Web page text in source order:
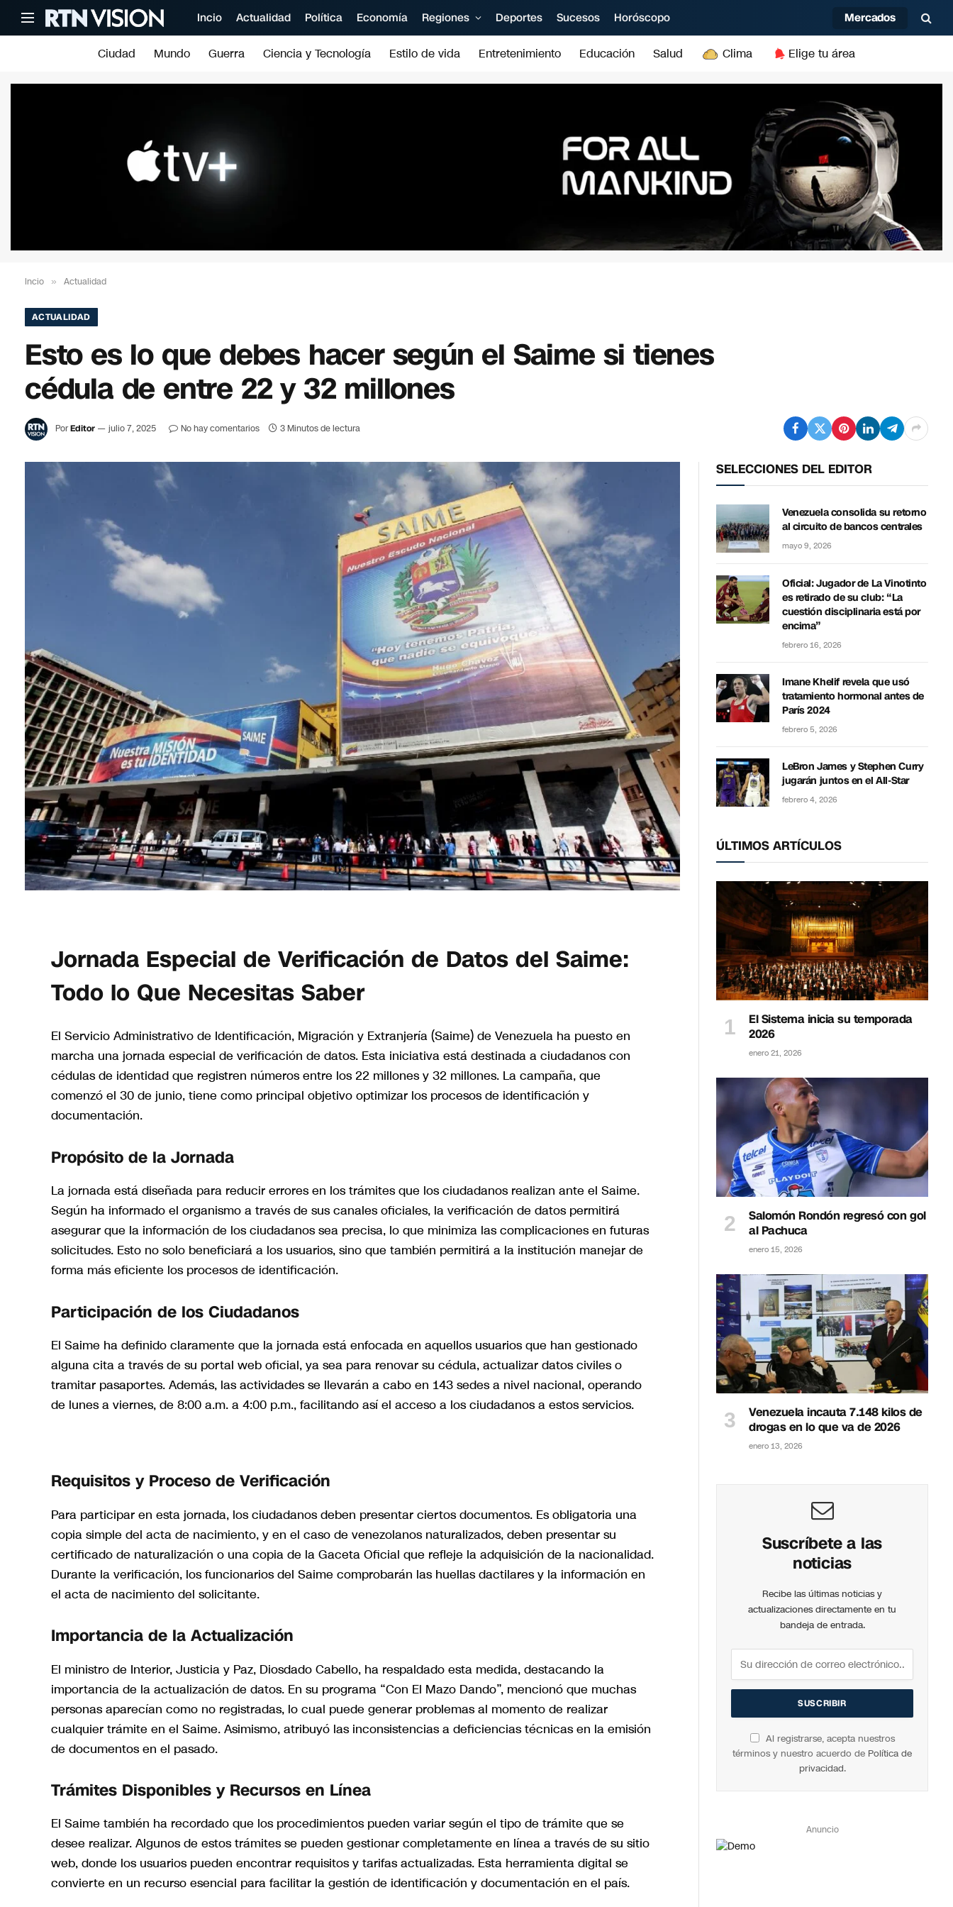
Incio Actualidad Política Economía Regiones Deportes Sucesos Horóscopo Mercados
Ciudad Mundo Guerra Ciencia y Tecnología Estilo de vida Entretenimiento Educación Salud Clima Elige tu área
Incio » Actualidad
ACTUALIDAD
Esto es lo que debes hacer según el Saime si tienes
cédula de entre 22 y 32 millones
PorEditor julio 7, 2025 No hay comentarios 3 Minutos de lectura
Jornada Especial de Verificación de Datos del Saime:
Todo lo Que Necesitas Saber
El Servicio Administrativo de Identificación, Migración y Extranjería (Saime) de Venezuela ha puesto en
marcha una jornada especial de verificación de datos. Esta iniciativa está destinada a ciudadanos con
cédulas de identidad que registren números entre los 22 millones y 32 millones. La campaña, que
comenzó el 30 de junio, tiene como principal objetivo optimizar los procesos de identificación y
documentación.
Propósito de la Jornada
La jornada está diseñada para reducir errores en los trámites que los ciudadanos realizan ante el Saime.
Según ha informado el organismo a través de sus canales oficiales, la verificación de datos permitirá
asegurar que la información de los ciudadanos sea precisa, lo que minimiza las complicaciones en futuras
solicitudes. Esto no solo beneficiará a los usuarios, sino que también permitirá a la institución manejar de
forma más eficiente los procesos de identificación.
Participación de los Ciudadanos
El Saime ha definido claramente que la jornada está enfocada en aquellos usuarios que han gestionado
alguna cita a través de su portal web oficial, ya sea para renovar su cédula, actualizar datos civiles o
tramitar pasaportes. Además, las actividades se llevarán a cabo en 143 sedes a nivel nacional, operando
de lunes a viernes, de 8:00 a.m. a 4:00 p.m., facilitando así el acceso a los ciudadanos a estos servicios.
Requisitos y Proceso de Verificación
Para participar en esta jornada, los ciudadanos deben presentar ciertos documentos. Es obligatoria una
copia simple del acta de nacimiento, y en el caso de venezolanos naturalizados, deben presentar su
certificado de naturalización o una copia de la Gaceta Oficial que refleje la adquisición de la nacionalidad.
Durante la verificación, los funcionarios del Saime comprobarán las huellas dactilares y la información en
el acta de nacimiento del solicitante.
Importancia de la Actualización
El ministro de Interior, Justicia y Paz, Diosdado Cabello, ha respaldado esta medida, destacando la
importancia de la actualización de datos. En su programa “Con El Mazo Dando”, mencionó que muchas
personas aparecían como no registradas, lo cual puede generar problemas al momento de realizar
cualquier trámite en el Saime. Asimismo, atribuyó las inconsistencias a deficiencias técnicas en la emisión
de documentos en el pasado.
Trámites Disponibles y Recursos en Línea
El Saime también ha recordado que los procedimientos pueden variar según el tipo de trámite que se
desee realizar. Algunos de estos trámites se pueden gestionar completamente en línea a través de su sitio
web, donde los usuarios pueden encontrar requisitos y tarifas actualizadas. Esta herramienta digital se
convierte en un recurso esencial para facilitar la gestión de identificación y documentación en el país.
SELECCIONES DEL EDITOR
Venezuela consolida su retorno
al circuito de bancos centrales
mayo 9, 2026
Oficial: Jugador de La Vinotinto
es retirado de su club: “La
cuestión disciplinaria está por
encima”
febrero 16, 2026
Imane Khelif revela que usó
tratamiento hormonal antes de
París 2024
febrero 5, 2026
LeBron James y Stephen Curry
jugarán juntos en el All-Star
febrero 4, 2026
ÚLTIMOS ARTÍCULOS
El Sistema inicia su temporada
2026
enero 21, 2026
Salomón Rondón regresó con gol
al Pachuca
enero 15, 2026
Venezuela incauta 7.148 kilos de
drogas en lo que va de 2026
enero 13, 2026
Suscríbete a las
noticias
Recibe las últimas noticias y
actualizaciones directamente en tu
bandeja de entrada.
Al registrarse, acepta nuestros
términos y nuestro acuerdo de Política de
privacidad.
Anuncio